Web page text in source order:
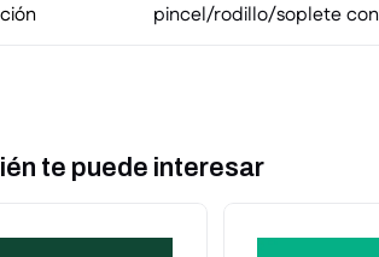
pincel/rodillo/soplete
te puede interesar